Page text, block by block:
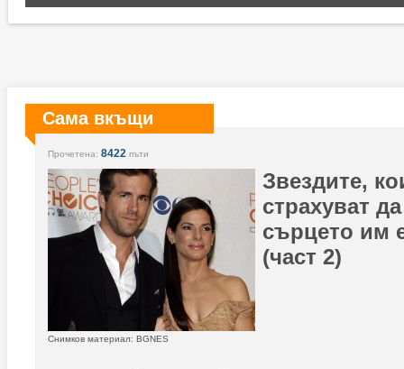
Сама вкъщи
Прочетена: 8422 пъти
Звездите,
страхуват
сърцето им
(част 2)
Снимков материал: BGNES